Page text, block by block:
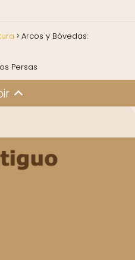
Arcos y Bóvedas:
Persas